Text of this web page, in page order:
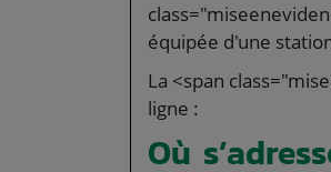
équipée d'une
La <span
ligne :
Où